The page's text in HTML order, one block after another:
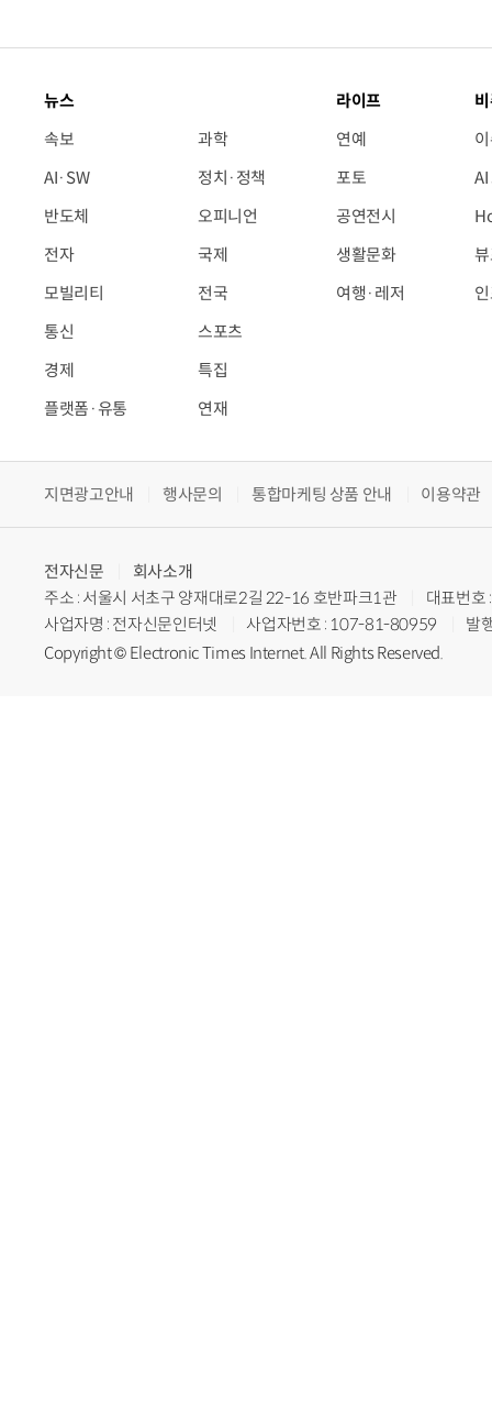
뉴스
속보
AI·SW
반도체
전자
모빌리티
통신
경제
플랫폼·유통
과학
정치·정책
오피니언
국제
전국
스포츠
특집
연재
라이프
연예
포토
공연전시
생활문화
여행·레저
지면광고안내 행사문의 통합마케팅 상품 안내 이용약관
전자신문
회사소개
주소 : 서울시 서초구 양재대로2길 22-16 호반파크1관
대표번
사업자명 : 전자신문인터넷
사업자번호 : 107-81-80959
발
Copyright © Electronic Times Internet. All Rights Reserved.